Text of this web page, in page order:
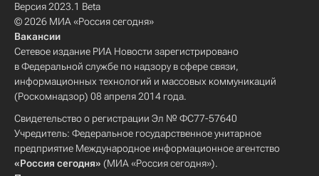
Версия 2023.1 Beta
© 2026 МИА «Россия сегодня»
Вакансии
Сетевое издание РИА Новости зарегистрировано
в Федеральной службе по надзору в сфере связи,
информационных технологий и массовых коммуникаций
(Роскомнадзор) 08 апреля 2014 года.
Свидетельство о регистрации Эл № ФС77-57640
Учредитель: Федеральное государственное унитарное
предприятие Международное информационное агентство
«Россия сегодня» (МИА «Россия сегодня»).